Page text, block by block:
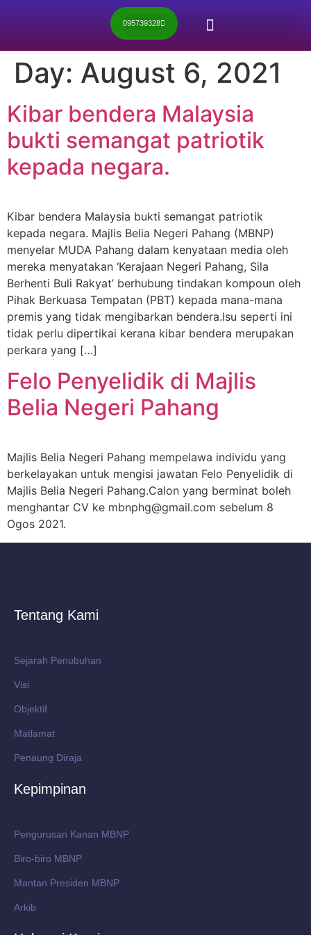
095739328
Day: August 6, 2021
Kibar bendera Malaysia
bukti semangat patriotik
kepada negara.
Kibar bendera Malaysia bukti semangat patriotik
kepada negara. Majlis Belia Negeri Pahang (MBNP)
menyelar MUDA Pahang dalam kenyataan media oleh
mereka menyatakan ‘Kerajaan Negeri Pahang, Sila
Berhenti Buli Rakyat’ berhubung tindakan kompoun oleh
Pihak Berkuasa Tempatan (PBT) kepada mana-mana
premis yang tidak mengibarkan bendera.Isu seperti ini
tidak perlu dipertikai kerana kibar bendera merupakan
perkara yang […]
Felo Penyelidik di Majlis
Belia Negeri Pahang
Majlis Belia Negeri Pahang mempelawa individu yang
berkelayakan untuk mengisi jawatan Felo Penyelidik di
Majlis Belia Negeri Pahang.Calon yang berminat boleh
menghantar CV ke mbnphg@gmail.com sebelum 8
Ogos 2021.
Tentang Kami
Sejarah Penubuhan
Visi
Objektif
Matlamat
Penaung Diraja
Kepimpinan
Pengurusan Kanan MBNP
Biro-biro MBNP
Mantan Presiden MBNP
Arkib